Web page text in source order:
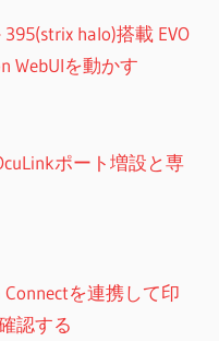
395(strix halo)搭載 EVO
WebUIを動かす
ポート増設と専
Connectを連携して印
認する